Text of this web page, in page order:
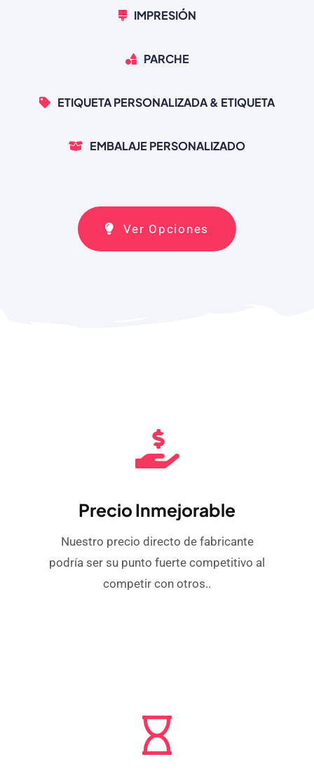
IMPRESIÓN
PARCHE
ETIQUETA PERSONALIZADA & ETIQUETA
EMBALAJE PERSONALIZADO
Ver Opciones
Precio Inmejorable
Nuestro precio directo de fabricante
podría ser su punto fuerte competitivo al
competir con otros..